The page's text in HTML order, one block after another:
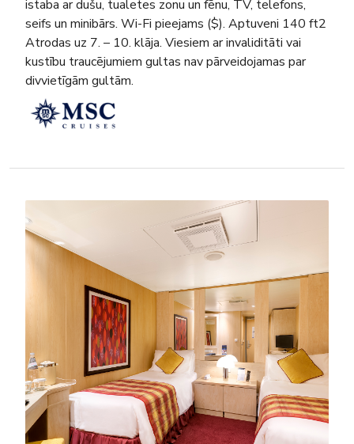
istaba ar dušu, tualetes zonu un fēnu, TV, telefons,
seifs un minibārs. Wi-Fi pieejams ($). Aptuveni 140 ft2
Atrodas uz 7. – 10. klāja. Viesiem ar invaliditāti vai
kustību traucējumiem gultas nav pārveidojamas par
divvietīgām gultām.